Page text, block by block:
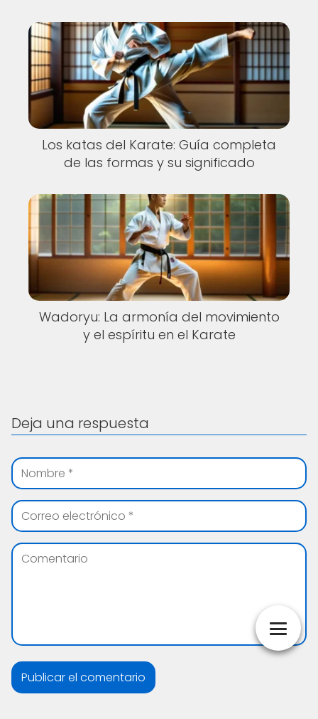
Los katas del Karate: Guía completa
de las formas y su significado
Wadoryu: La armonía del movimiento
y el espíritu en el Karate
Deja una respuesta